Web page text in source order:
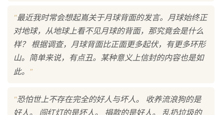
"最近我时常会想起嶌关于月球背面的发言。月球始终正
对地球，从地球上看不见月球的背面，那究竟会是什么
样？ 根据调查，月球背面比正面更多起伏，有更多环形
山。简单来说，有点丑。某种意义上信封的内容也是如
此。
"
"恐怕世上不存在完全的好人与坏人。 收养流浪狗的是
好人。 闯红灯的是坏人。 捐款的是好人。 乱扔垃圾的